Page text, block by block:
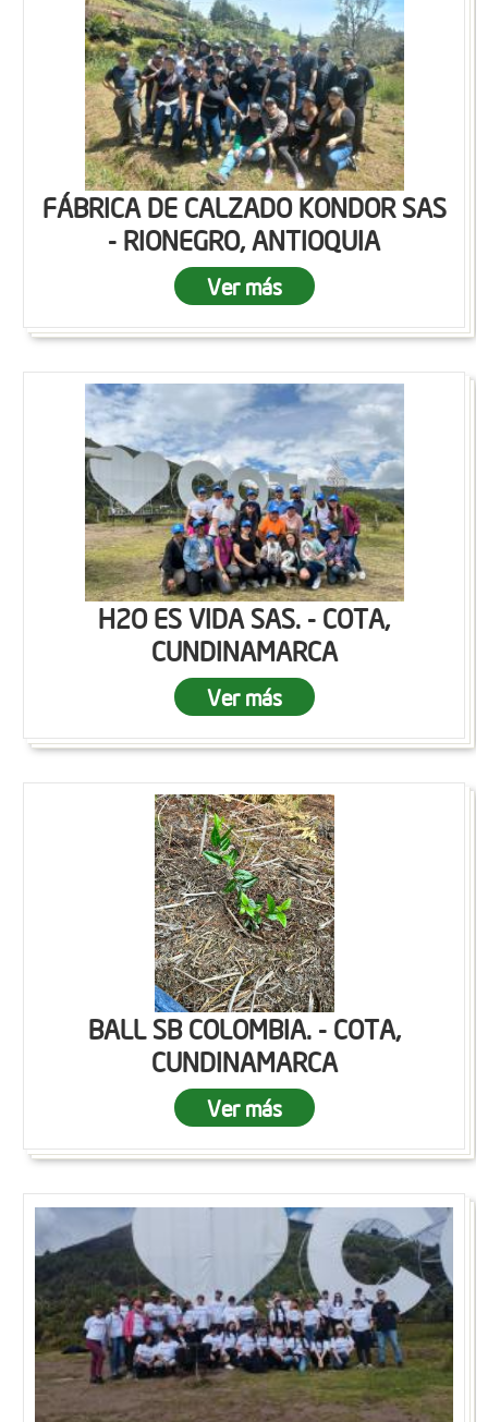
FÁBRICA DE CALZADO KONDOR SAS
- RIONEGRO, ANTIOQUIA
Ver más
H2O ES VIDA SAS. - COTA,
CUNDINAMARCA
Ver más
BALL SB COLOMBIA. - COTA,
CUNDINAMARCA
Ver más